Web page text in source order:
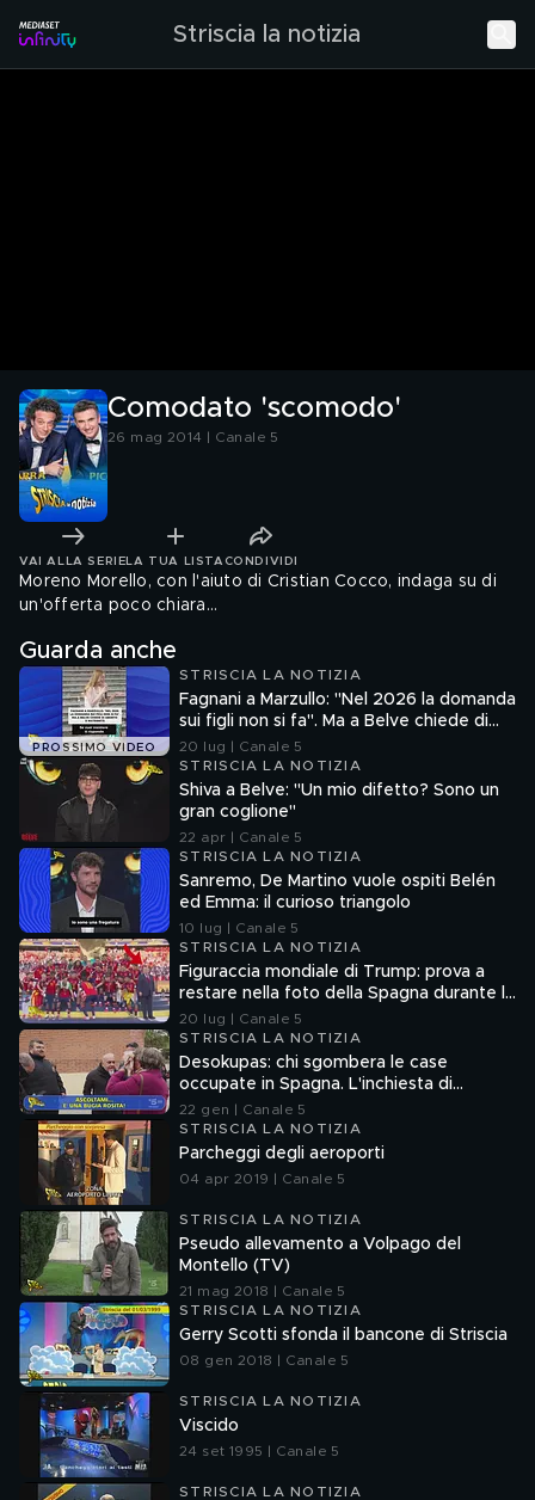
Striscia la notizia
Comodato 'scomodo'
26 mag 2014 | Canale 5
VAI ALLA SERIE LA TUA LISTA CONDIVIDI
Moreno Morello, con l'aiuto di Cristian Cocco, indaga su di
un'offerta poco chiara...
Guarda anche
PROSSIMO VIDEO
STRISCIA LA NOTIZIA
Fagnani a Marzullo: "Nel 2026 la domanda
sui figli non si fa". Ma a Belve chiede di
aborto e maternità
20 lug | Canale 5
STRISCIA LA NOTIZIA
Shiva a Belve: "Un mio difetto? Sono un
gran coglione"
22 apr | Canale 5
STRISCIA LA NOTIZIA
Sanremo, De Martino vuole ospiti Belén
ed Emma: il curioso triangolo
10 lug | Canale 5
STRISCIA LA NOTIZIA
Figuraccia mondiale di Trump: prova a
restare nella foto della Spagna durante la
premiazione
20 lug | Canale 5
STRISCIA LA NOTIZIA
Desokupas: chi sgombera le case
occupate in Spagna. L'inchiesta di
Francesco Mazza
22 gen | Canale 5
STRISCIA LA NOTIZIA
Parcheggi degli aeroporti
04 apr 2019 | Canale 5
STRISCIA LA NOTIZIA
Pseudo allevamento a Volpago del
Montello (TV)
21 mag 2018 | Canale 5
STRISCIA LA NOTIZIA
Gerry Scotti sfonda il bancone di Striscia
08 gen 2018 | Canale 5
STRISCIA LA NOTIZIA
Viscido
24 set 1995 | Canale 5
STRISCIA LA NOTIZIA